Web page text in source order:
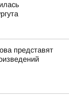
представят